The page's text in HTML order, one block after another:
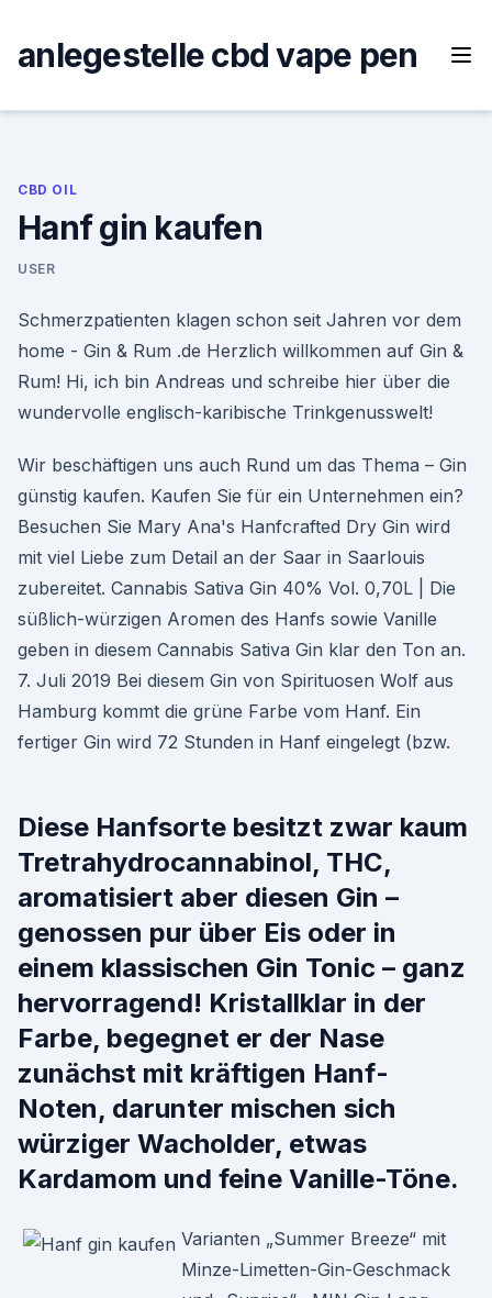
content
anlegestelle cbd vape pen
CBD OIL
Hanf gin kaufen
USER
Schmerzpatienten klagen schon seit Jahren vor dem
home - Gin & Rum .de Herzlich willkommen auf Gin &
Rum! Hi, ich bin Andreas und schreibe hier über die
wundervolle englisch-karibische Trinkgenusswelt!
Wir beschäftigen uns auch Rund um das Thema – Gin
günstig kaufen. Kaufen Sie für ein Unternehmen ein?
Besuchen Sie Mary Ana's Hanfcrafted Dry Gin wird
mit viel Liebe zum Detail an der Saar in Saarlouis
zubereitet. Cannabis Sativa Gin 40% Vol. 0,70L | Die
süßlich-würzigen Aromen des Hanfs sowie Vanille
geben in diesem Cannabis Sativa Gin klar den Ton an.
7. Juli 2019 Bei diesem Gin von Spirituosen Wolf aus
Hamburg kommt die grüne Farbe vom Hanf. Ein
fertiger Gin wird 72 Stunden in Hanf eingelegt (bzw.
Diese Hanfsorte besitzt zwar kaum
Tretrahydrocannabinol, THC,
aromatisiert aber diesen Gin –
genossen pur über Eis oder in
einem klassischen Gin Tonic – ganz
hervorragend! Kristallklar in der
Farbe, begegnet er der Nase
zunächst mit kräftigen Hanf-
Noten, darunter mischen sich
würziger Wacholder, etwas
Kardamom und feine Vanille-Töne.
Varianten „Summer Breeze“ mit
Minze-Limetten-Gin-Geschmack